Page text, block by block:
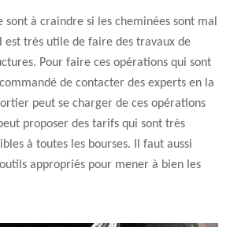
sont à craindre si les cheminées sont mal
est très utile de faire des travaux de
Pour faire ces opérations qui sont
de contacter des experts en la
peut se charger de ces opérations
proposer des tarifs qui sont très
à toutes les bourses. Il faut aussi
appropriés pour mener à bien les